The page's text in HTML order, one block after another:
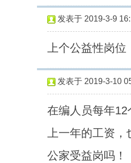
发表于 2019-3-9
上个公益性岗位
发表于 2019-3-10
在编人员每年
上一年的工资，
公家受益岗吗！